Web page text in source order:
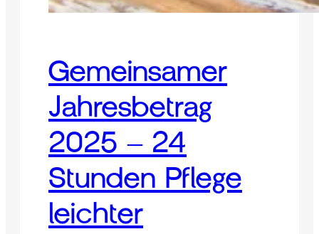
Gemeinsamer
Jahresbetrag
2025 – 24
Stunden Pflege
leichter